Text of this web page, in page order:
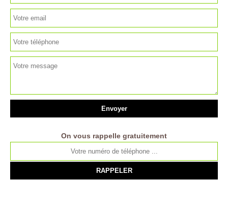
On vous rappelle gratuitement